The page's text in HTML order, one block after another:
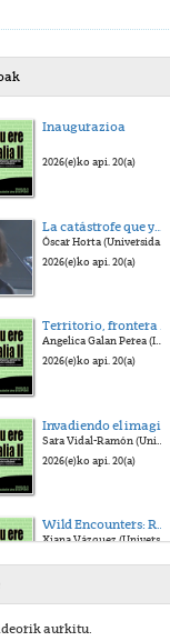
Inaugurazioa
2026(e)ko api. 20(a)
La catástrofe que ya viene para los animales: la IA, los invertebrados y el futuro
Óscar Horta (Universidade de Santiago de Compostela)
2026(e)ko api. 20(a)
Territorio, frontera y extimidad en los cuerpos animales
Angelica Galan Perea (Inst. Catalán de Antropología)
2026(e)ko api. 20(a)
2026(e)ko api. 20(a)
Wild Encounters: Representations of Human Invasion Narratives in Bear Films
Xiana Vázquez (Universidade de Vigo)
aurkitu.